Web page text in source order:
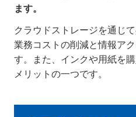
ます。
クラウドストレージを通じ
業務コストの削減と情報ア
す。また、インクや用紙を
メリットの一つです。